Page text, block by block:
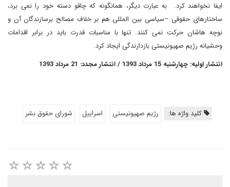
ایفا نخواهند کرد. به عبارت دیگر، همانگونه که چاقو دسته خود را نمی برد،
ساختارهای حقوقی –سیاسی بین المللی هم بر خلاف مصالح برسازندگان آن و
نوچه هاشان حرکت نمی کنند. تنها با مناسبات قدرت باید در برابر اقدامات
وحشیانه رژیم صهیونیستی بازدارندگی ایجاد کرد.
انتشار اولیه: چهارشنبه 15 مرداد 1393 / انتشار مجدد: 21 مرداد 1393
کلید واژه ها: رژیم صهیونیستی اسراییل شورای حقوق بشر